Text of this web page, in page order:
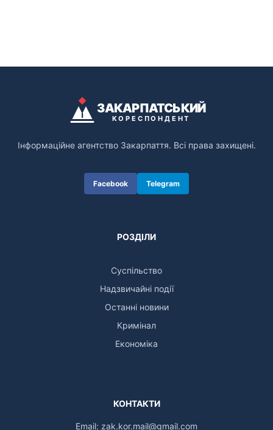
ЗАКАРПАТСЬКИЙ
КОРЕСПОНДЕНТ
Інформаційне агентство Закарпаття. Всі права захищені.
Facebook Telegram
РОЗДІЛИ
Суспільство
Надзвичайні події
Останні новини
Кримінал
Економіка
КОНТАКТИ
Email: zak.kor.mail@gmail.com